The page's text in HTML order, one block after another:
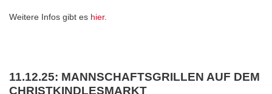
Weitere Infos gibt es hier.
11.12.25: MANNSCHAFTSGRILLEN AUF DEM
CHRISTKINDLESMARKT